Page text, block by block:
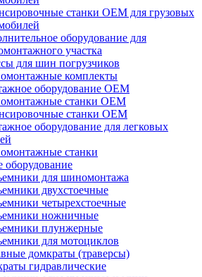
станки ОЕМ для грузовых
оборудование для
участка
для шин погрузчиков
комплекты
оборудование ОЕМ
станки ОЕМ
станки ОЕМ
оборудование для легковых
станки
оборудование
для шиномонтажа
двухстоечные
четырехстоечные
ножничные
плунжерные
для мотоциклов
домкраты (траверсы)
гидравлические